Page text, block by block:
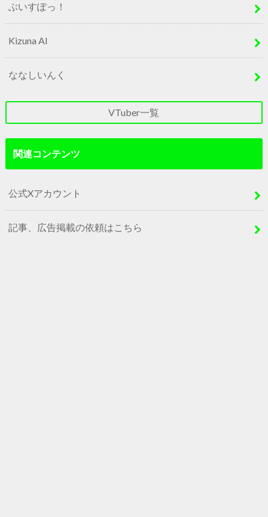
ぶいすぽっ！
Kizuna AI
ななしいんく
VTuber一覧
関連コンテンツ
公式Xアカウント
記事、広告掲載の依頼はこちら